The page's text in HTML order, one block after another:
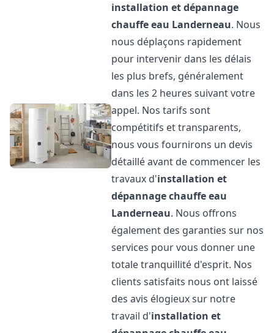
installation et dépannage
chauffe eau Landerneau. Nous
nous déplaçons rapidement
pour intervenir dans les délais
les plus brefs, généralement
dans les 2 heures suivant votre
appel. Nos tarifs sont
compétitifs et transparents,
nous vous fournirons un devis
détaillé avant de commencer les
travaux d'installation et
dépannage chauffe eau
Landerneau. Nous offrons
également des garanties sur nos
services pour vous donner une
totale tranquillité d'esprit. Nos
clients satisfaits nous ont laissé
des avis élogieux sur notre
travail d'installation et